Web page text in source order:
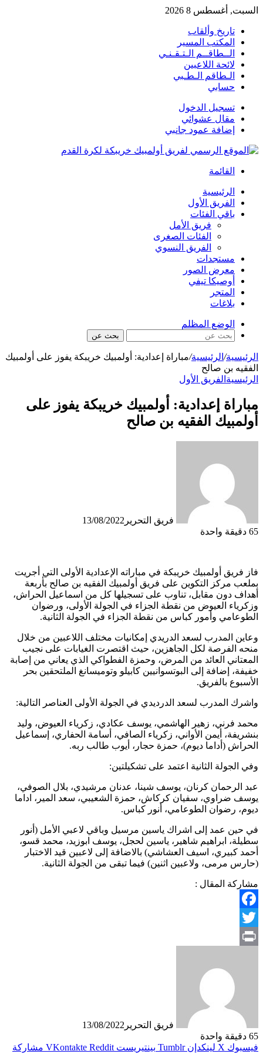
السبت, أغسطس 8 2026
تاريخ وألقاب
المكتب المسير
الــطاقــم الـتـقـنـي
لائحة اللاعبين
الـطاقم الـطـبي
حسابي
تسجيل الدخول
مقال عشوائي
إضافة عمود جانبي
القائمة
الرئيسية
الفريق الأول
باقي الفئات
فريق الأمل
الفئات الصغرى
الفريق النسوي
مستجدات
معرض الصور
أوصيكا تيفي
المتجر
بلاغات
الوضع المظلم
بحث عن
الرئيسية/ الرئيسية/مباراة إعدادية: أولمبيك خريبكة يفوز على أولمبيك
الفقيه بن صالح
الرئيسية الفريق الأول
مباراة إعدادية: أولمبيك خريبكة يفوز على
أولمبيك الفقيه بن صالح
فريق التحرير 13/08/2022
65 دقيقة واحدة
فاز فريق أولمبيك خريبكة في مباراته الإعدادية الأولى التي أجريت
بملعب مركز التكوين على فريق أولمبيك الفقيه بن صالح بأربعة
أهداف دون مقابل، تناوب على تسجيلها كل من اسماعيل الحراش،
وزكرياء العيوض من نقطة الجزاء في الجولة الأولى، ورضوان
الطوعامي وأمور كباس من نقطة الجزاء في الجولة الثانية.
وعاين المدرب لسعد الدريدي إمكانيات مختلف اللاعبين من خلال
منحه الفرصة لكل الجاهزين، حيث اقتصرت الغيابات على نجيب
المعتاني العائد من المرض، وحمزة الفطواكي الذي يعاني من إصابة
خفيفة، إضافة إلى البوتسوانيين كابيلو وتوميسانغ الملتحقين بحر
الأسبوع بالفريق.
واشرك المدرب لسعد الدرديدي في الجولة الأولى العناصر التالية:
محمد فرني، زهير الهاشمي، يوسف عكادي، زكرياء العيوض، وليد
بنشريفة، أيمن الأواني، زكرياء الصافي، أسامة الحفاري، إسماعيل
الحراش (أداما ديوم)، حمزة حجار، أيوب طالب ربه.
وفي الجولة الثانية اعتمد على تشكيلتين:
عبد الرحمان كرنان، يوسف شينا، عدنان مرشيدي، بلال الصوفي،
يوسف ضراوي، سفيان كركاش، حمزة الشعيبي، سعد المير، اداما
ديوم، رضوان الطوعامي، أنور كباس.
في حين عمد إلى اشراك ياسين مرسيل وباقي لاعبي الأمل (أنور
سطيلة، ابراهيم شاهير، ياسين لحجل، يوسف ابوزيد، محمد قسو،
أحمد كبيري، اسيف العشاشي) بالاضافة إلى لاعبين قيد الاختبار
(حارس مرمى، ولاعبين اثنين) فيما تبقى من الجولة الثانية.
مشاركة المقال :
Facebook
Twitter
فريق التحرير 13/08/2022
65 دقيقة واحدة
فيسبوك X لينكدإن بينتيريست
مشاركة